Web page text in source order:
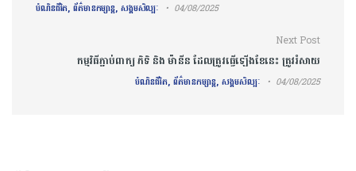
បំណិនជីវិត, ព័ត៌មានកម្សាន្ត, សង្គមសិល្បៈ 04/08/2025
Next Post
កម្មវិធីភ្ជាប់ពាក្យ ភិទិ និង ម៉ានីន ដែលត្រូវធ្វើឡើងខែនេះ ត្រូវរំសាយ
បំណិនជីវិត, ព័ត៌មានកម្សាន្ត, សង្គមសិល្បៈ 04/08/2025